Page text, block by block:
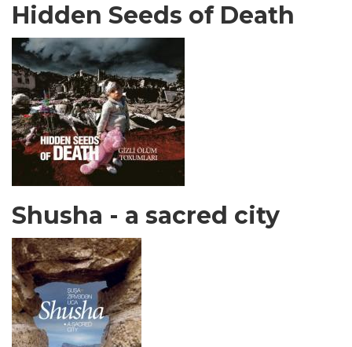
Hidden Seeds of Death
Shusha - a sacred city